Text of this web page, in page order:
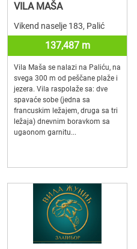
VILA MAŠA
Vikend naselje 183, Palić
137,487 m
Vila Maša se nalazi na Paliću, na
svega 300 m od peščane plaže i
jezera. Vila raspolaže sa: dve
spavaće sobe (jedna sa
francuskim ležajem, druga sa tri
ležaja) dnevnim boravkom sa
ugaonom garnitu...